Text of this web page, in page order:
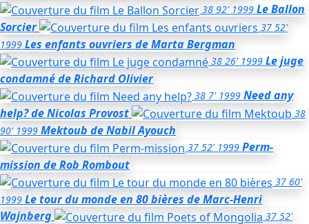
38 92' 1999 Le Ballon
Sorcier
37 52'
1999 Les enfants ouvriers de Marta Bergman
38 26' 1999 Le juge
condamnéde Richard Olivier
38 7' 1999 Need any
help?de Nicolas Provost
38
90' 1999 Mektoub de Nabil Ayouch
37 52' 1999 Perm-
mission de Rob Rombout
37 60'
1999 Le tour du monde en 80 bières de Marc-Henri
Wajnberg
37 52'